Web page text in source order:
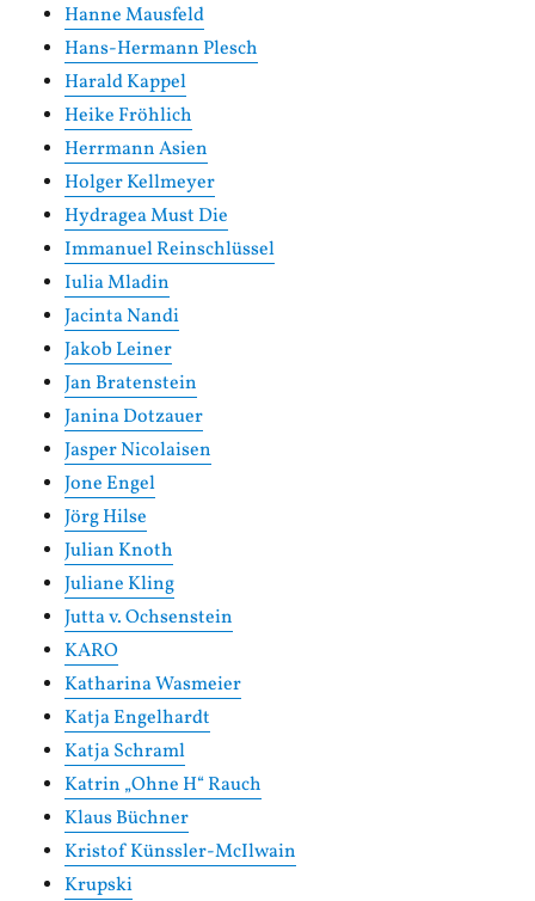
Hanne Mausfeld
Hans-Hermann Plesch
Harald Kappel
Heike Fröhlich
Herrmann Asien
Holger Kellmeyer
Hydragea Must Die
Immanuel Reinschlüssel
Iulia Mladin
Jacinta Nandi
Jakob Leiner
Jan Bratenstein
Janina Dotzauer
Jasper Nicolaisen
Jone Engel
Jörg Hilse
Julian Knoth
Juliane Kling
Jutta v. Ochsenstein
KARO
Katharina Wasmeier
Katja Engelhardt
Katja Schraml
Katrin „Ohne H“ Rauch
Klaus Büchner
Kristof Künssler-McIlwain
Krupski